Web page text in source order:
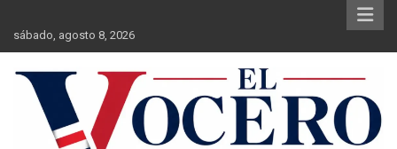
contenido
sábado, agosto 8, 2026